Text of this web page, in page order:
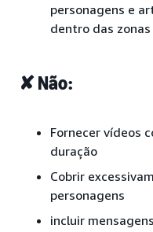
personagens e
dentro das
✘ Não:
Fornecer vídeos
duração
Cobrir
personagens
incluir